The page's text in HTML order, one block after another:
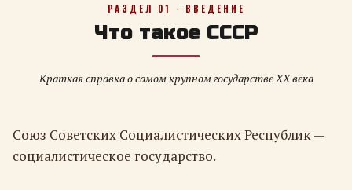
РАЗДЕЛ 01 · ВВЕДЕНИЕ
Что такое СССР
Краткая справка о самом крупном государстве XX века
Союз Советских Социалистических Республик —
социалистическое государство.